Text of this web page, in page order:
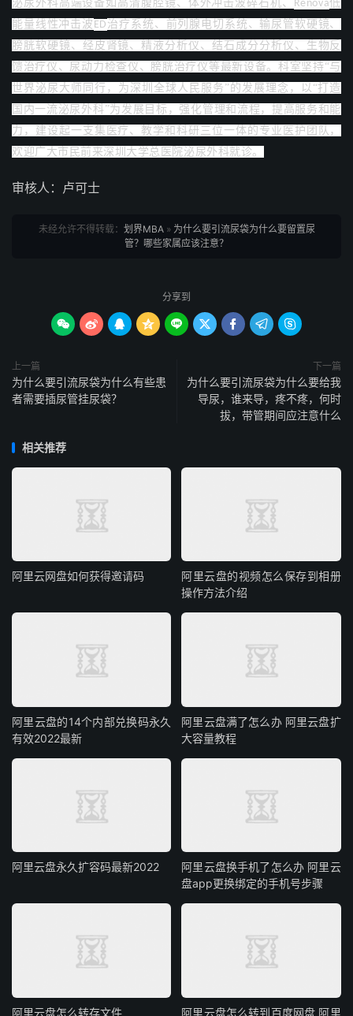
泌尿外科高端设备如高清腹腔镜、体外冲击波碎石机、 Renova低
能量线性冲击波 ED 治疗系统、前列腺电切系统、输尿管软硬镜、
膀胱软硬镜、经皮肾镜、精液分析仪、结石成分分析仪、生物反
馈治疗仪、尿动力检查仪、膀胱治疗仪等最新设备。科室坚持 “与
世界泌尿大师同行，为深圳全球人民服务”的发展理念，以“打造
国内一流泌尿外科”为发展目标，强化管理和流程，提高服务和能
力，建设起一支集医疗、教学和科研三位一体的专业医护团队，
欢迎广大市民前来深圳大学总医院泌尿外科就诊。
审核人：卢可士
未经允许不得转载： 划界MBA» 为什么要引流尿袋为什么要留置尿
管？哪些家属应该注意？
分享到
        
上一篇
为什么要引流尿袋为什么有些患
者需要插尿管挂尿袋？
下一篇
为什么要引流尿袋为什么要给我
导尿，谁来导，疼不疼，何时
拔，带管期间应注意什么
相关推荐
阿里云网盘如何获得邀请码
阿里云盘的视频怎么保存到相册
操作方法介绍
阿里云盘的14个内部兑换码永久
有效2022最新
阿里云盘满了怎么办 阿里云盘扩
大容量教程
阿里云盘永久扩容码最新2022
阿里云盘换手机了怎么办 阿里云
盘app更换绑定的手机号步骤
阿里云盘怎么转存文件 阿里云盘怎么转到百度网盘 阿里